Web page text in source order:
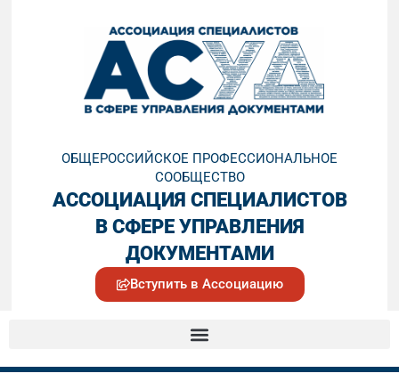
ОБЩЕРОССИЙСКОЕ ПРОФЕССИОНАЛЬНОЕ
СООБЩЕСТВО
АССОЦИАЦИЯ СПЕЦИАЛИСТОВ
В СФЕРЕ УПРАВЛЕНИЯ
ДОКУМЕНТАМИ
Вступить в Ассоциацию